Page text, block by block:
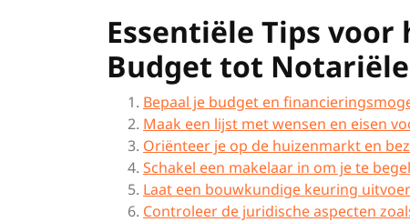
Essentiële Tips voor
Budget tot
Bepaal je budget en
Maak een lijst met wensen en eisen
Oriënteer je op de huizenmarkt en
Schakel een makelaar in om je te
Laat een bouwkundige keuring
Controleer de juridische aspecten